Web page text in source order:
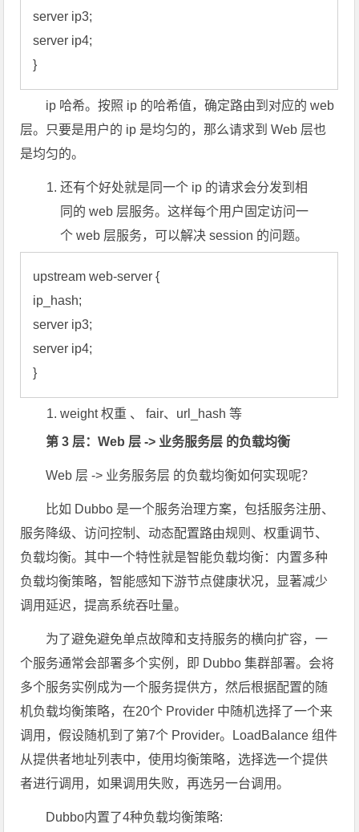
server ip3;
server ip4;
ip 哈希。按照 ip 的哈希值，确定路由到对应的 web
层。只要是用户的 ip 是均匀的，那么请求到 Web 层也
是均匀的。
还有个好处就是同一个 ip 的请求会分发到相
同的 web 层服务。这样每个用户固定访问一
个 web 层服务，可以解决 session 的问题。
upstream web-server {
ip_hash;
server ip3;
server ip4;
weight 权重 、 fair、url_hash 等
第 3 层：Web 层 -> 业务服务层 的负载均衡
Web 层 -> 业务服务层 的负载均衡如何实现呢？
比如 Dubbo 是一个服务治理方案，包括服务注册、
服务降级、访问控制、动态配置路由规则、权重调节、
负载均衡。其中一个特性就是智能负载均衡：内置多种
负载均衡策略，智能感知下游节点健康状况，显著减少
调用延迟，提高系统吞吐量。
为了避免避免单点故障和支持服务的横向扩容，一
个服务通常会部署多个实例，即 Dubbo 集群部署。会将
多个服务实例成为一个服务提供方，然后根据配置的随
机负载均衡策略，在20个 Provider 中随机选择了一个来
调用，假设随机到了第7个 Provider。LoadBalance 组件
从提供者地址列表中，使用均衡策略，选择选一个提供
者进行调用，如果调用失败，再选另一台调用。
Dubbo内置了4种负载均衡策略: